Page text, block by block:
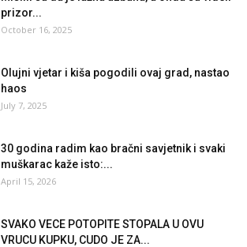
prizor...
October 16, 2025
Olujni vjetar i kiša pogodili ovaj grad, nastao
haos
July 7, 2025
30 godina radim kao bračni savjetnik i svaki
muškarac kaže isto:...
April 15, 2026
SVAKO VECE POTOPITE STOPALA U OVU
VRUCU KUPKU, CUDO JE ZA...